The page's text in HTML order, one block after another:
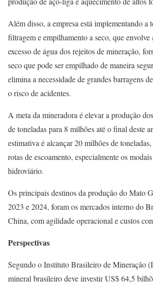
Além disso, a empresa está implementando a
filtragem e empilhamento a seco, que envolve
excesso de água dos rejeitos de mineração,
seco que pode ser empilhado de maneira
elimina a necessidade de grandes barragens
o risco de acidentes.
A meta da mineradora é elevar a produção
de toneladas para 8 milhões até o final deste
estimativa é alcançar 20 milhões de
rotas de escoamento, especialmente os
hidroviário.
Os principais destinos da produção do Mato
2023 e 2024, foram os mercados interno do
China, com agilidade operacional e custos
Perspectivas
Segundo o Instituto Brasileiro de Mineração
mineral brasileiro deve investir US$ 64,5